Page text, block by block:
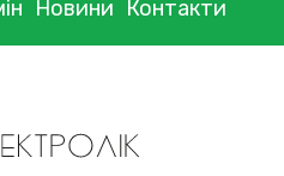
Новини Контакти